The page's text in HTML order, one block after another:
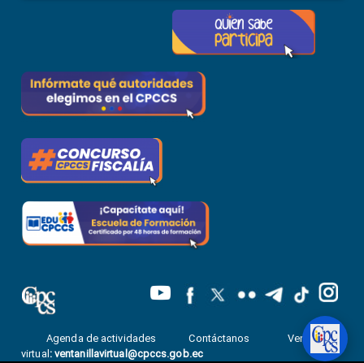
Agenda de actividades Contáctanos
Ventanilla
virtual : ventanillavirtual@cpccs.gob.ec